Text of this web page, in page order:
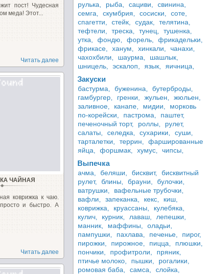
пост! Чудесная
меда! Этот...
Читать далее
ЧАЙНАЯ
коврижка к чаю.
и быстро. А
Читать далее
рулька,
рыба, сациви,
свинина,
семга,
скумбрия, сосиски,
соте,
спагетти,
стейк, судак,
телятина,
тефтели,
треска, тунец,
тушенка,
утка,
фондю, форель,
фрикадельки,
фрикасе,
ханум, хинкали,
чанахи,
чахохбили,
шаурма,
шашлык,
шницель,
эскалоп, язык, яичница,
Закуски
бастурма, буженина,
бутерброды,
гамбургер,
гренки, жульен,
жюльен,
заливное,
канапе, мидии,
морковь
по-корейски,
пастрома,
паштет,
печеночный торт,
роллы,
рулет,
салаты,
селедка, сухарики,
суши,
тарталетки,
террин,
фаршированные
яйца,
форшмак, хумус, чипсы,
Выпечка
ачма, беляши, бисквит,
бисквитный
рулет,
блины, брауни,
булочки,
ватрушки,
вафельные трубочки,
вафли,
запеканка, кекс,
киш,
коврижка,
круассаны,
кулебяка,
кулич,
курник, лаваш,
лепешки,
манник,
маффины,
оладьи,
пампушки,
пахлава, печенье,
пирог,
пирожки,
пирожное, пицца,
плюшки,
пончики,
профитроли,
пряник,
птичье молоко,
пышки,
рогалики,
ромовая баба,
самса,
слойка,